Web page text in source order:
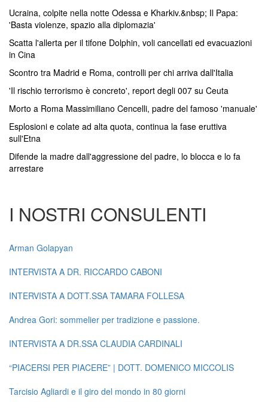
Ucraina, colpite nella notte Odessa e Kharkiv.&nbsp; Il Papa:
'Basta violenze, spazio alla diplomazia'
Scatta l'allerta per il tifone Dolphin, voli cancellati ed evacuazioni
in Cina
Scontro tra Madrid e Roma, controlli per chi arriva dall'Italia
'Il rischio terrorismo è concreto', report degli 007 su Ceuta
Morto a Roma Massimiliano Cencelli, padre del famoso 'manuale'
Esplosioni e colate ad alta quota, continua la fase eruttiva
sull'Etna
Difende la madre dall'aggressione del padre, lo blocca e lo fa
arrestare
I NOSTRI CONSULENTI
Arman Golapyan
INTERVISTA A DR. RICCARDO CABONI
INTERVISTA A DOTT.SSA TAMARA FOLLESA
Andrea Gori: sommelier per tradizione e passione.
INTERVISTA A DR.SSA CLAUDIA CARDINALI
“PIACERSI PER PIACERE” | DOTT. DOMENICO MICCOLIS
Tarcisio Agliardi e il giro del mondo in 80 giorni